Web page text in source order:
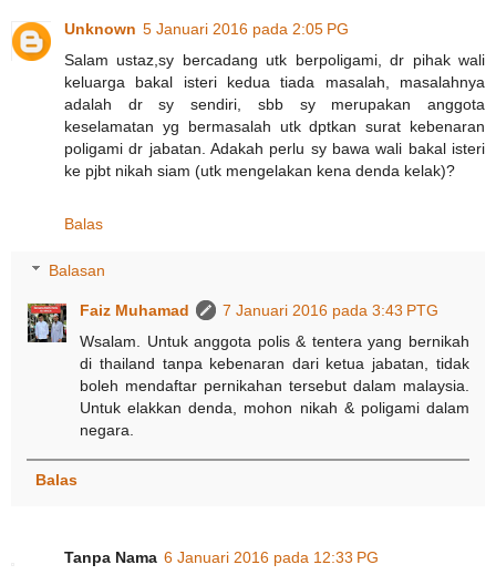
Unknown 5 Januari 2016 pada 2:05 PG
Salam ustaz,sy bercadang utk berpoligami, dr pihak wali
keluarga bakal isteri kedua tiada masalah, masalahnya
adalah dr sy sendiri, sbb sy merupakan anggota
keselamatan yg bermasalah utk dptkan surat kebenaran
poligami dr jabatan. Adakah perlu sy bawa wali bakal isteri
ke pjbt nikah siam (utk mengelakan kena denda kelak)?
Balas
Balasan
Faiz Muhamad
7 Januari 2016 pada 3:43 PTG
Wsalam. Untuk anggota polis & tentera yang bernikah
di thailand tanpa kebenaran dari ketua jabatan, tidak
boleh mendaftar pernikahan tersebut dalam malaysia.
Untuk elakkan denda, mohon nikah & poligami dalam
negara.
Balas
Tanpa Nama 6 Januari 2016 pada 12:33 PG